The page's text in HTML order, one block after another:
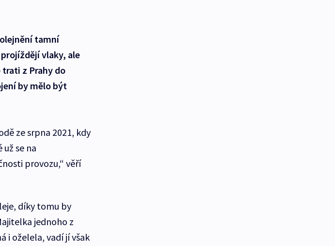
tamní
vlaky, ale
z Prahy do
by mělo být
ze srpna 2021, kdy
se na
provozu,“ věří
díky tomu by
jednoho z
i oželela, vadí jí však